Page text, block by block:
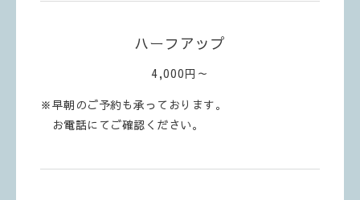
ハーフアップ
4,000円～
※早朝のご予約も承っております。
お電話にてご確認ください。